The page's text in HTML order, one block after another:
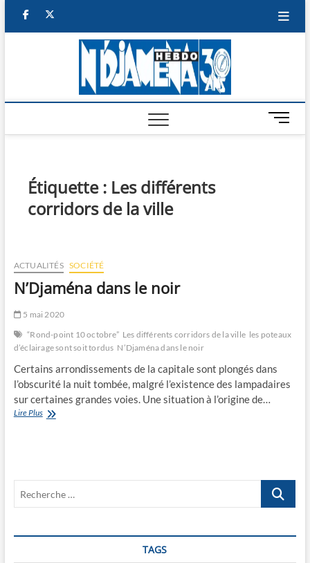
facebook
M
e
Étiquette : Les différents
corridors de la ville
ACTUALITÉS SOCIÉTÉ
N’Djaména dans le noir
5 mai 2020
“Rond-point 10 octobre” Les différents corridors de la ville les poteaux
d’éclairage sont soit tordus N’Djaména dans le noir
Certains arrondissements de la capitale sont plongés dans
l’obscurité la nuit tombée, malgré l’existence des lampadaires
sur certaines grandes voies. Une situation à l’origine de…
Lire PlusN’Djaména
Recherche
TAGS